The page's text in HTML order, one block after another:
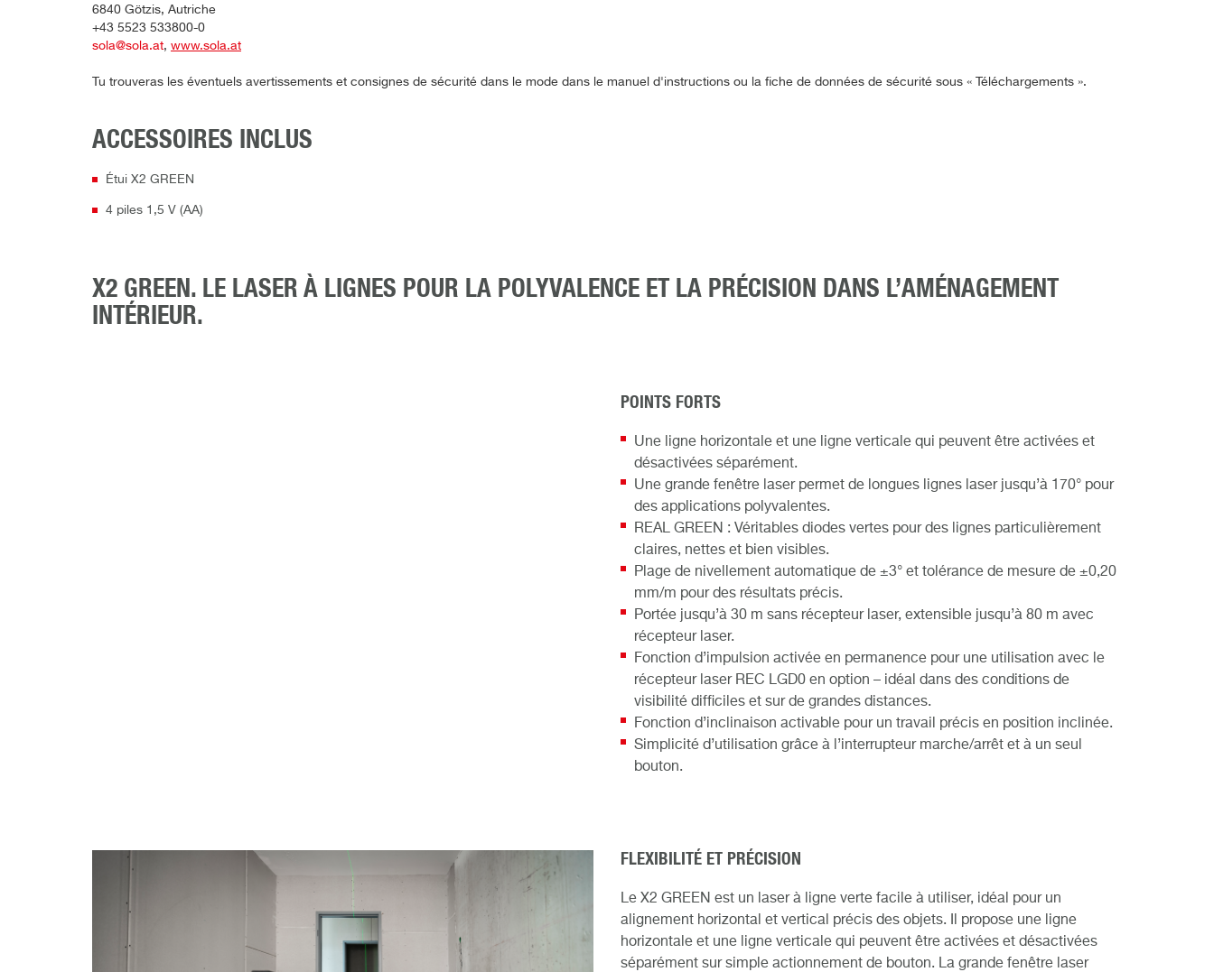
6840 Götzis, Autriche
+43 5523 533800-0
sola@sola.at, www.sola.at
Tu trouveras les éventuels avertissements et consignes de sécurité dans le mode dans le manuel d'instructions ou la fiche de données de sécurité sous « Téléchargements ».
ACCESSOIRES INCLUS
Étui X2 GREEN
4 piles 1,5 V (AA)
X2 GREEN. LE LASER À LIGNES POUR LA POLYVALENCE ET LA PRÉCISION DANS L’AMÉNAGEMENT
INTÉRIEUR.
POINTS FORTS
Une ligne horizontale et une ligne verticale qui peuvent être activées et
désactivées séparément.
Une grande fenêtre laser permet de longues lignes laser jusqu’à 170° pour
des applications polyvalentes.
REAL GREEN : Véritables diodes vertes pour des lignes particulièrement
claires, nettes et bien visibles.
Plage de nivellement automatique de ±3° et tolérance de mesure de ±0,20
mm/m pour des résultats précis.
Portée jusqu’à 30 m sans récepteur laser, extensible jusqu’à 80 m avec
récepteur laser.
Fonction d’impulsion activée en permanence pour une utilisation avec le
récepteur laser REC LGD0 en option – idéal dans des conditions de
visibilité difficiles et sur de grandes distances.
Fonction d’inclinaison activable pour un travail précis en position inclinée.
Simplicité d’utilisation grâce à l’interrupteur marche/arrêt et à un seul
bouton.
FLEXIBILITÉ ET PRÉCISION
Le X2 GREEN est un laser à ligne verte facile à utiliser, idéal pour un
alignement horizontal et vertical précis des objets. Il propose une ligne
horizontale et une ligne verticale qui peuvent être activées et désactivées
séparément sur simple actionnement de bouton. La grande fenêtre laser